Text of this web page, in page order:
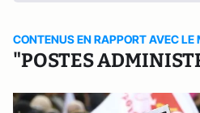
CONTENUS EN RAPPORT AVEC LE
"POSTES